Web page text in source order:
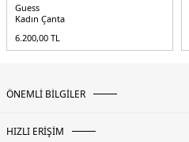
Guess
Kadın Çanta
6.200,00 TL
ÖNEMLİ BİLGİLER
HIZLI ERİŞİM